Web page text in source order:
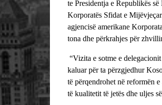
te Presidentja e Republikës
Korporatës Sfidat e
agjencisë amerikane
tona dhe përkrahjes për
“Vizita e sotme e
kaluar për ta përzgjedhur
të përqendrohet në reformën
të kualitetit të jetës dhe uljes